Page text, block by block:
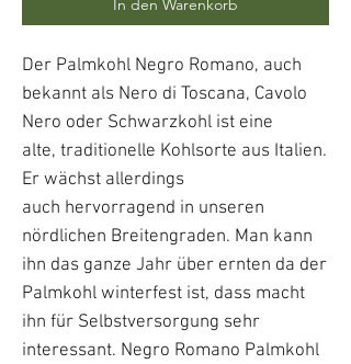
In den Warenkorb
Der Palmkohl Negro Romano, auch
bekannt als Nero di Toscana, Cavolo
Nero oder Schwarzkohl ist eine
alte, traditionelle Kohlsorte aus Italien.
Er wächst allerdings
auch hervorragend in unseren
nördlichen Breitengraden. Man kann
ihn das ganze Jahr über ernten da der
Palmkohl winterfest ist, dass macht
ihn für Selbstversorgung sehr
interessant. Negro Romano Palmkohl